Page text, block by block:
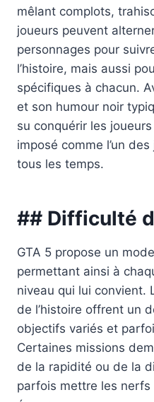
mêlant complots,
joueurs peuvent
personnages pour
l’histoire, mais aussi
spécifiques à chacun.
et son humour noir
su conquérir les
imposé comme l’un
tous les temps.
## Difficulté
GTA 5 propose un
permettant ainsi à
niveau qui lui convient.
de l’histoire offrent un
objectifs variés et
Certaines missions
de la rapidité ou de la
parfois mettre les